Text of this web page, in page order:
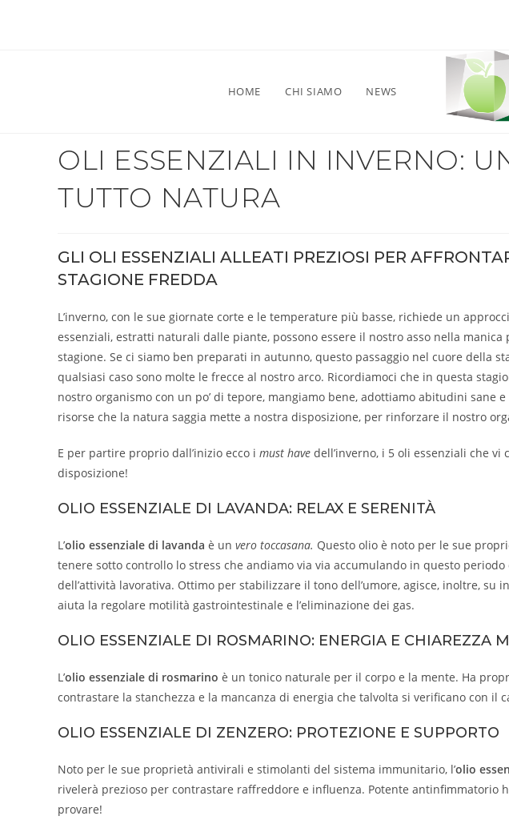
HOME CHI SIAMO NEWS
OLI ESSENZIALI IN INVERNO:
TUTTO NATURA
GLI OLI ESSENZIALI ALLEATI PREZIOSI PER
STAGIONE FREDDA
L’inverno, con le sue giornate corte e le temperature più basse, richiede un
essenziali, estratti naturali dalle piante, possono essere il nostro asso nella
stagione. Se ci siamo ben preparati in autunno, questo passaggio nel cuore della
qualsiasi caso sono molte le frecce al nostro arco. Ricordiamoci che in questa
nostro organismo con un po’ di tepore, mangiamo bene, adottiamo abitudini sane
risorse che la natura saggia mette a nostra disposizione, per rinforzare il nostro
E per partire proprio dall’inizio ecco i must have dell’inverno, i 5 oli essenziali che
disposizione!
OLIO ESSENZIALE DI LAVANDA: RELAX E SERENITÀ
L’olio essenziale di lavanda è un vero toccasana. Questo olio è noto per le sue
tenere sotto controllo lo stress che andiamo via via accumulando in questo
dell’attività lavorativa. Ottimo per stabilizzare il tono dell’umore, agisce, inoltre, su
aiuta la regolare motilità gastrointestinale e l’eliminazione dei gas.
OLIO ESSENZIALE DI ROSMARINO: ENERGIA E CHIAREZZA
L’olio essenziale di rosmarino è un tonico naturale per il corpo e la mente. Ha
contrastare la stanchezza e la mancanza di energia che talvolta si verificano con il
OLIO ESSENZIALE DI ZENZERO: PROTEZIONE E SUPPORTO
Noto per le sue proprietà antivirali e stimolanti del sistema immunitario, l’olio
rivelerà prezioso per contrastare raffreddore e influenza. Potente antinfimmatorio
provare!